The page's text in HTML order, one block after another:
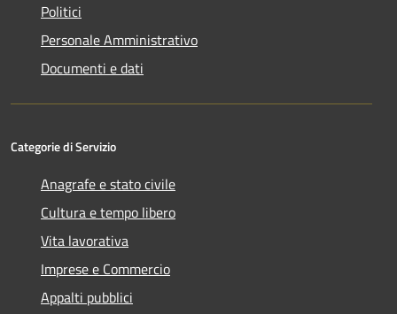
Politici
Personale Amministrativo
Documenti e dati
Categorie di Servizio
Anagrafe e stato civile
Cultura e tempo libero
Vita lavorativa
Imprese e Commercio
Appalti pubblici